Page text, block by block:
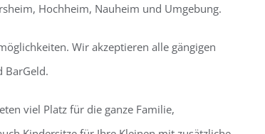
Hochheim, Nauheim und Umgebung.
Wir akzeptieren alle gängigen
BarGeld.
viel Platz für die ganze Familie,